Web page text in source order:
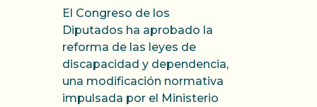
El Congreso de los
Diputados ha aprobado la
reforma de las leyes de
discapacidad y dependencia,
una modificación normativa
impulsada por el Ministerio